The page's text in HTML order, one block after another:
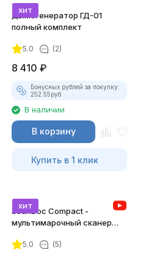
хит
Дымогенератор ГД-01
полный комплект
5.0 (2)
8 410 ₽
Бонусных рублей за покупку:
252.55руб.
В наличии
В корзину
Купить в 1 клик
хит
ScanDoc Compact -
мультимарочный сканер
5.0 (5)